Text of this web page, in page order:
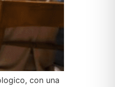
con una